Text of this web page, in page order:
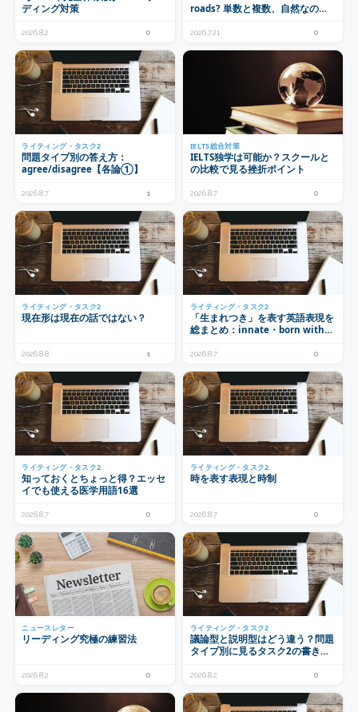
ディング対策
2026.8.2 0
roads? 単数と複数、自然なのは
2026.7.21 0
ライティング・タスク2
問題タイプ別の答え方：
agree/disagree【各論①】
2026.8.7 1
IELTS総合対策
IELTS独学は可能か？スクールと
の比較で見る挫折ポイント
2026.8.7 0
ライティング・タスク2
現在形は現在の話ではない？
2026.8.8 1
ライティング・タスク2
「生まれつき」を表す英語表現を
総まとめ：innate・born with・
2026.8.7 0
ライティング・タスク2
知っておくとちょっと得？エッセ
イでも使える医学用語16選
2026.8.7 0
ライティング・タスク2
時を表す表現と時制
2026.8.7 0
ニュースレター
リーディング究極の練習法
2026.8.2 0
ライティング・タスク2
議論型と説明型はどう違う？問題
タイプ別に見るタスク2の書き分
2026.8.2 0